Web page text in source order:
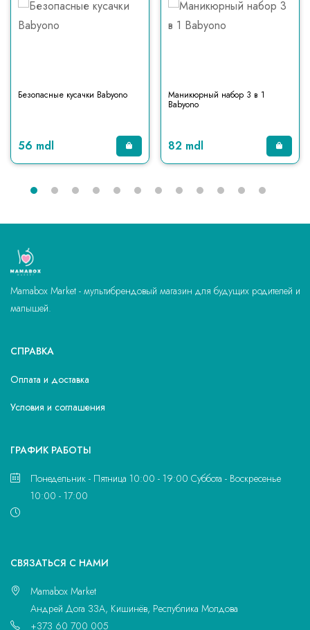
Безопасные кусачки Babyono
56 mdl
Маникюрный набор 3 в 1
Babyono
82 mdl
Mamabox Market - мультибрендовый магазин для будущих родителей и
малышей.
СПРАВКА
Оплата и доставка
Условия и соглашения
ГРАФИК РАБОТЫ
Понедельник - Пятница 10:00 - 19:00 Суббота - Воскресенье
10:00 - 17:00
CВЯЗАТЬСЯ С НАМИ
Mamabox Market
Андрей Дога 33A, Кишинёв, Республика Молдова
+373 60 700 005